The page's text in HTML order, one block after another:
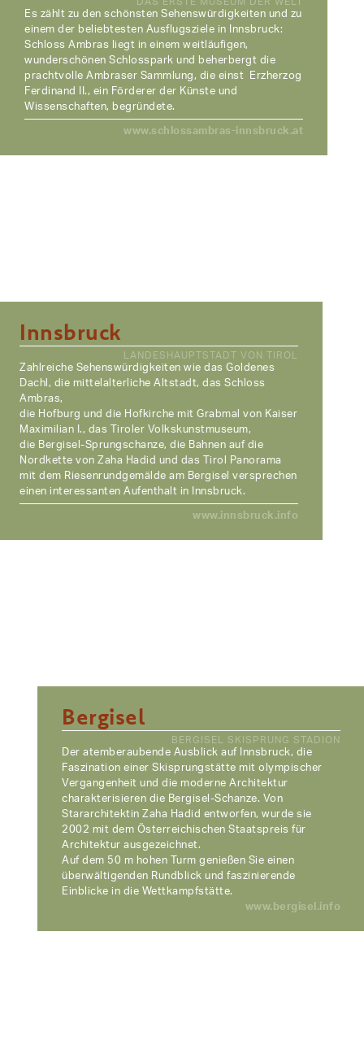
Es zählt zu den schönsten Sehenswürdigkeiten und zu
einem der beliebtesten Ausflugsziele in Innsbruck:
Schloss Ambras liegt in einem weitläufigen,
wunderschönen Schlosspark und beherbergt die
prachtvolle Ambraser Sammlung, die einst Erzherzog
Ferdinand II., ein Förderer der Künste und
Wissenschaften, begründete.
www.schlossambras-innsbruck.at
Innsbruck
LANDESHAUPTSTADT VON TIROL
Zahlreiche Sehenswürdigkeiten wie das Goldenes
Dachl, die mittelalterliche Altstadt, das Schloss
Ambras,
die Hofburg und die Hofkirche mit Grabmal von Kaiser
Maximilian I., das Tiroler Volkskunstmuseum,
die Bergisel-Sprungschanze, die Bahnen auf die
Nordkette von Zaha Hadid und das Tirol Panorama
mit dem Riesenrundgemälde am Bergisel versprechen
einen interessanten Aufenthalt in Innsbruck.
www.innsbruck.info
Bergisel
BERGISEL SKISPRUNG STADION
Der atemberaubende Ausblick auf Innsbruck, die
Faszination einer Skisprungstätte mit olympischer
Vergangenheit und die moderne Architektur
charakterisieren die Bergisel-Schanze. Von
Stararchitektin Zaha Hadid entworfen, wurde sie
2002 mit dem Österreichischen Staatspreis für
Architektur ausgezeichnet.
Auf dem 50 m hohen Turm genießen Sie einen
überwältigenden Rundblick und faszinierende
Einblicke in die Wettkampfstätte.
www.bergisel.info